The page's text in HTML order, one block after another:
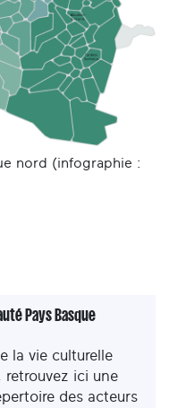
nord (infographie :
Pays Basque
la vie culturelle
retrouvez ici une
des acteurs